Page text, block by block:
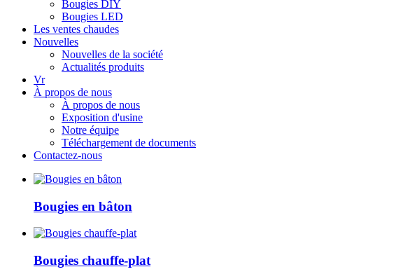
Bougies DIY
Bougies LED
Les ventes chaudes
Nouvelles
Nouvelles de la société
Actualités produits
Vr
À propos de nous
À propos de nous
Exposition d'usine
Notre équipe
Téléchargement de documents
Contactez-nous
Bougies en bâton
Bougies chauffe-plat